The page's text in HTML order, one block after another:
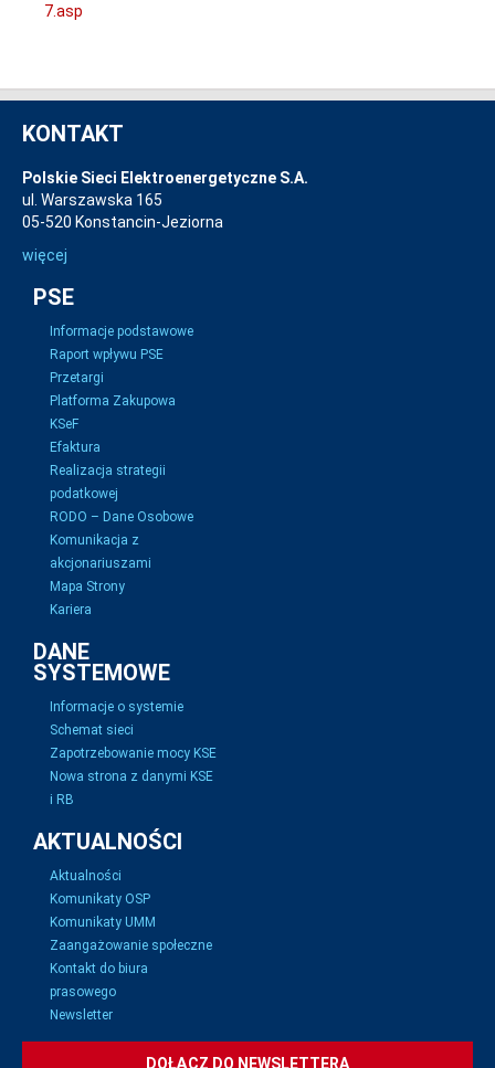
7.asp
KONTAKT
Polskie Sieci Elektroenergetyczne S.A.
ul. Warszawska 165
05-520 Konstancin-Jeziorna
więcej
PSE
Informacje podstawowe
Raport wpływu PSE
Przetargi
Platforma Zakupowa
KSeF
Efaktura
Realizacja strategii
podatkowej
RODO – Dane Osobowe
Komunikacja z
akcjonariuszami
Mapa Strony
Kariera
DANE
SYSTEMOWE
Informacje o systemie
Schemat sieci
Zapotrzebowanie mocy KSE
Nowa strona z danymi KSE
i RB
AKTUALNOŚCI
Aktualności
Komunikaty OSP
Komunikaty UMM
Zaangażowanie społeczne
Kontakt do biura
prasowego
Newsletter
DOŁĄCZ DO NEWSLETTERA